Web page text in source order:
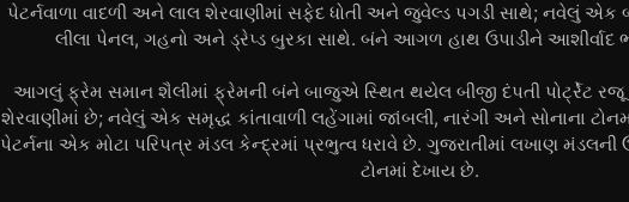
પેટર્નવાળા વાદળી અને લાલ શેરવાણીમાં સફેદ ધોતી અને જુવેલ્ડ પગડી સાથે; નવેલું એક
લીલા પેનલ, ગહનો અને ડ્રેપ્ડ બુરકા સાથે. બંને આગળ હાથ ઉપાડીને આશીર્વાદ
આગલું ફ્રેમ સમાન શૈલીમાં ફ્રેમની બંને બાજુએ સ્થિત થયેલ બીજી દંપતી પોર્ટ્રેટ રજૂ
શેરવાણીમાં છે; નવેલું એક સમૃદ્ધ કાંતાવાળી લહેંગામાં જાંબલી, નારંગી અને સોનાના
પેટર્નના એક મોટા પરિપત્ર મંડલ કેન્દ્રમાં પ્રભુત્વ ધરાવે છે. ગુજરાતીમાં લખાણ
ટોનમાં દેખાય છે.